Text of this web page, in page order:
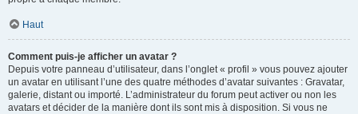
Haut
Comment puis-je afficher un avatar ?
Depuis votre panneau d’utilisateur, dans l’onglet « profil » vous pouvez ajouter
un avatar en utilisant l’une des quatre méthodes d’avatar suivantes : Gravatar,
galerie, distant ou importé. L’administrateur du forum peut activer ou non les
avatars et décider de la manière dont ils sont mis à disposition. Si vous ne